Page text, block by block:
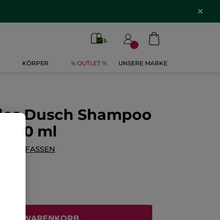
KÖRPER % OUTLET % UNSERE MARKE
Dusch Shampoo
400 ml
VERFASSEN